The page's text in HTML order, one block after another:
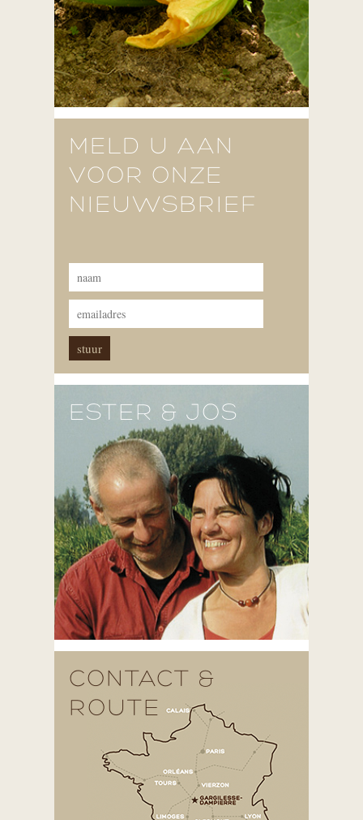
MELD U AAN
VOOR ONZE
NIEUWSBRIEF
ESTER & JOS
CONTACT &
ROUTE